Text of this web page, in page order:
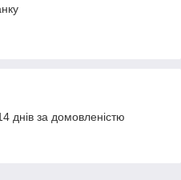
днів за домовленістю